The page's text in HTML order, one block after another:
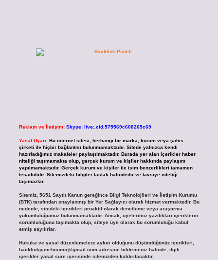
Reklam ve İletişim: Skype: live:.cid.575569c608265c69
Yasal Uyarı: Bu internet sitesi, herhangi bir marka, kurum veya şahıs
şirketi ile hiçbir bağlantısı bulunmamaktadır. Sitede yalnızca kendi
hazırladığımız makaleler paylaşılmaktadır. Burada yer alan içerikler haber
niteliği taşımamakta olup, gerçek kurum ve kişiler hakkında paylaşım
yapılmamaktadır. Gerçek kurum ve kişiler ile isim benzerlikleri tamamen
tesadüfidir. Sitemizdeki bilgiler taslak halindedir ve tavsiye niteliği
taşımazlar.
Sitemiz, 5651 Sayılı Kanun gereğince Bilgi Teknolojileri ve İletişim Kurumu
(BTK) tarafından onaylanmış bir Yer Sağlayıcı olarak hizmet vermektedir. Bu
nedenle, sitedeki içerikleri proaktif olarak denetleme veya araştırma
yükümlülüğümüz bulunmamaktadır. Ancak, üyelerimiz yazdıkları içeriklerin
sorumluluğunu taşımakta olup, siteye üye olarak bu sorumluluğu kabul
etmiş sayılırlar.
Hukuka ve yasal düzenlemelere aykırı olduğunu düşündüğünüz içerikleri,
backlinkpanelicomtr@gmail.comadresine bildirmeniz halinde, ilgili
içerikler yasal süre içerisinde sitemizden kaldırılacaktır.